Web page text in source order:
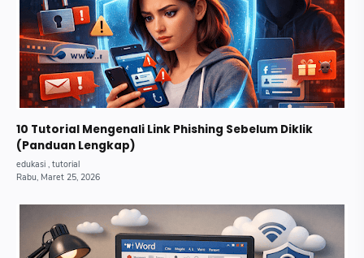
10 Tutorial Mengenali Link Phishing Sebelum Diklik
(Panduan Lengkap)